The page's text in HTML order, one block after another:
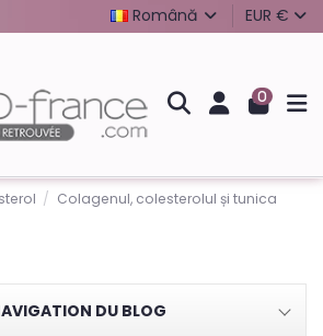
Română EUR €
0
Colagenul, colesterolul și tunica
DU BLOG